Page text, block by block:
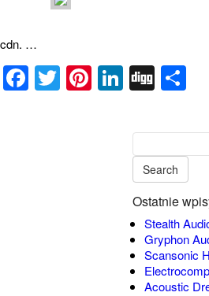
cdn. …
Facebook
Twitter
Pinterest
LinkedIn
Digg
Ostatnie
Stealth
Gryphon
Scansonic
Acoustic